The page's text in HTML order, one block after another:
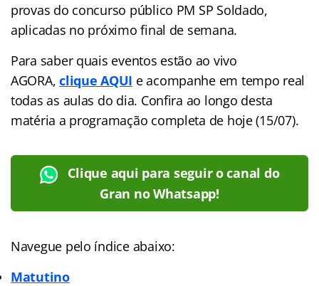
provas do concurso público PM SP Soldado,
aplicadas no próximo final de semana.
Para saber quais eventos estão ao vivo
AGORA,clique AQUI e acompanhe em tempo real
todas as aulas do dia. Confira ao longo desta
matéria a programação completa de hoje (15/07).
Clique aqui para seguir o canal do
Gran no Whatsapp!
Navegue pelo índice abaixo:
Matutino